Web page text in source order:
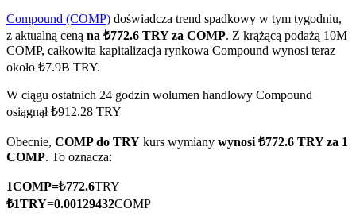
Kontrakty terminowe COIN-M
Kontrakty terminowe na kryptowaluty
TradFi
towary
Compound (COMP) doświadcza trend spadkowy w tym tygodniu,
z aktualną ceną na ₺772.6 TRY za COMP. Z krążącą podażą 10M
COMP, całkowita kapitalizacja rynkowa Compound wynosi teraz
około ₺7.9B TRY.
W ciągu ostatnich 24 godzin wolumen handlowy Compound
osiągnął ₺912.28 TRY
Obecnie, COMP do TRY kurs wymiany wynosi ₺772.6 TRY za 1
COMP. To oznacza:
1COMP=₺772.6TRY
₺1TRY=0.00129432COMP